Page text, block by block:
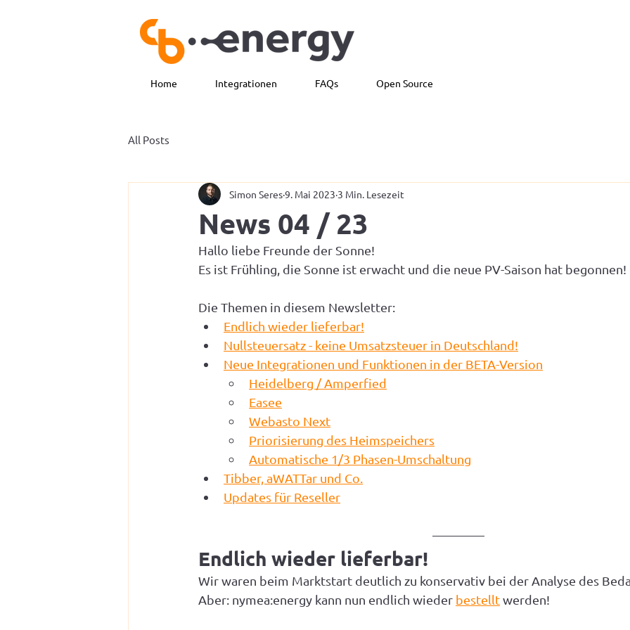
Home Integrationen FAQs Open Source
All Posts
News 04 / 23
Simon Seres9. Mai 2023 3 Min. Lesezeit
Hallo liebe Freunde der Sonne!
Es ist Frühling, die Sonne ist erwacht und die neue PV-Saison hat
Die Themen in diesem Newsletter:
Endlich wieder lieferbar!
Nullsteuersatz - keine Umsatzsteuer in Deutschland!
Neue Integrationen und Funktionen in der BETA-Version
Heidelberg / Amperfied
Easee
Webasto Next
Priorisierung des Heimspeichers
Automatische 1/3 Phasen-Umschaltung
Tibber, aWATTar und Co.
Updates für Reseller
Endlich wieder lieferbar!
Wir waren beim Marktstart deutlich zu konservativ bei der Analyse des
Aber: nymea:energy kann nun endlich wieder bestellt werden!